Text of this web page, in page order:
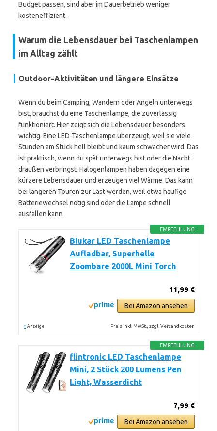
Budget passen, sind aber im Dauerbetrieb weniger
kosteneffizient.
Warum die Lebensdauer bei Taschenlampen
im Alltag zählt
Outdoor-Aktivitäten und längere Einsätze
Wenn du beim Camping, Wandern oder Angeln unterwegs
bist, brauchst du eine Taschenlampe, die zuverlässig
funktioniert. Hier zeigt sich die Lebensdauer besonders
wichtig. Eine LED-Taschenlampe überzeugt, weil sie viele
Stunden am Stück hell bleibt und kaum schwächer wird. Das
ist praktisch, wenn du spät unterwegs bist oder die Nacht
draußen verbringst. Halogenlampen haben dagegen eine
kürzere Lebensdauer und erzeugen viel Wärme. Das kann
bei längeren Touren zur Last werden, weil etwa häufige
Batteriewechsel nötig sind oder die Lampe schnell
ausfallen kann.
EMPFEHLUNG
Blukar LED Taschenlampe
Aufladbar, Superhelle
Zoombare 2000L Mini Torch
11,99 €
Bei Amazon ansehen
* Anzeige Preis inkl. MwSt., zzgl. Versandkosten
EMPFEHLUNG
flintronic LED Taschenlampe
Mini, 2 Stück 200 Lumens Pen
Light, Wasserdicht
7,99 €
Bei Amazon ansehen